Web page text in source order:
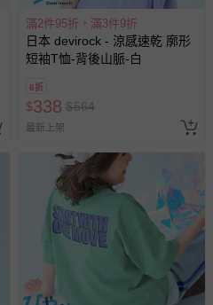
滿2件95折，滿3件9折
日本 devirock - 涼感速乾 廓形
短袖T恤-背後山脈-白
6折
$338 $564
最新上架